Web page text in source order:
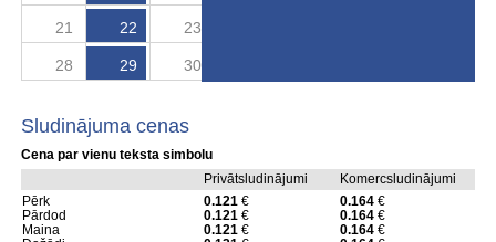
21 22 23
28 29 30
Sludinājuma cenas
Cena par vienu teksta simbolu
Privātsludinājumi
Komercsludinājumi
Pērk
0.121€ 0.164€
Pārdod
0.121€ 0.164€
Maina
0.121€ 0.164€